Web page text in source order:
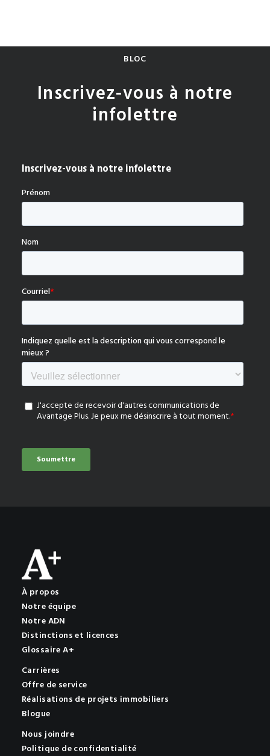
BLOC
Inscrivez-vous à notre
infolettre
À propos
Notre équipe
Notre ADN
Distinctions et licences
Glossaire A+
Carrières
Offre de service
Réalisations de projets immobiliers
Blogue
Nous joindre
Politique de confidentialité